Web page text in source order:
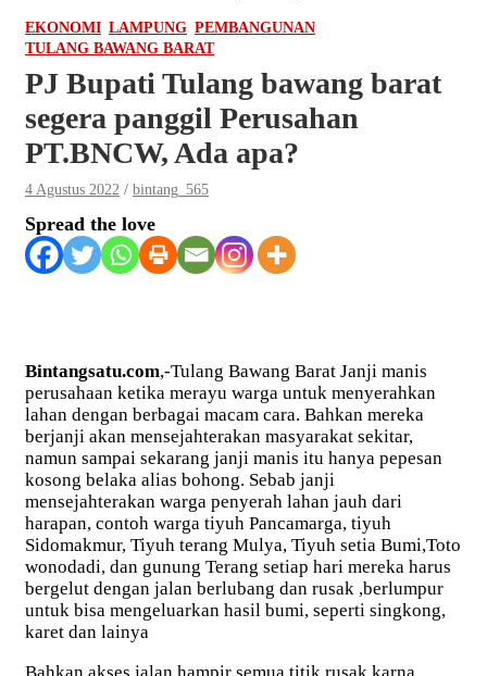
EKONOMI LAMPUNG PEMBANGUNAN
TULANG BAWANG BARAT
PJ Bupati Tulang bawang barat
segera panggil Perusahan
PT.BNCW, Ada apa?
4 Agustus 2022 bintang_565
Spread the love
Bintangsatu.com,-Tulang Bawang Barat Janji manis
perusahaan ketika merayu warga untuk menyerahkan
lahan dengan berbagai macam cara. Bahkan mereka
berjanji akan mensejahterakan masyarakat sekitar,
namun sampai sekarang janji manis itu hanya pepesan
kosong belaka alias bohong. Sebab janji
mensejahterakan warga penyerah lahan jauh dari
harapan, contoh warga tiyuh Pancamarga, tiyuh
Sidomakmur, Tiyuh terang Mulya, Tiyuh setia Bumi,Toto
wonodadi, dan gunung Terang setiap hari mereka harus
bergelut dengan jalan berlubang dan rusak ,berlumpur
untuk bisa mengeluarkan hasil bumi, seperti singkong,
karet dan lainya